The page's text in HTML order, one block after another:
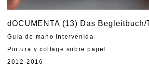
dOCUMENTA (13) Das
Guía de mano intervenida
Pintura y collage sobre papel
2012-2016